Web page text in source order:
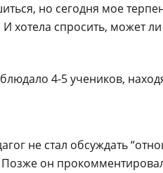
но сегодня мое
хотела спросить, может
4-5 учеников,
не стал обсуждать
он